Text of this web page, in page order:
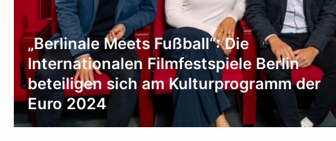
„Berlinale Meets Fußball“: Die
Internationalen Filmfestspiele Berlin
beteiligen sich am Kulturprogramm der
Euro 2024